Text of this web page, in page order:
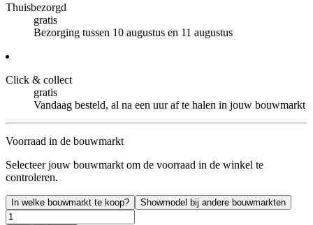
Thuisbezorgd
gratis
Bezorging tussen 10 augustus en 11 augustus
Click & collect
gratis
Vandaag besteld, al na een uur af te halen in jouw bouwmarkt
Voorraad in de bouwmarkt
Selecteer jouw bouwmarkt om de voorraad in de winkel te
controleren.
In welke bouwmarkt te koop? Showmodel bij andere bouwmarkten